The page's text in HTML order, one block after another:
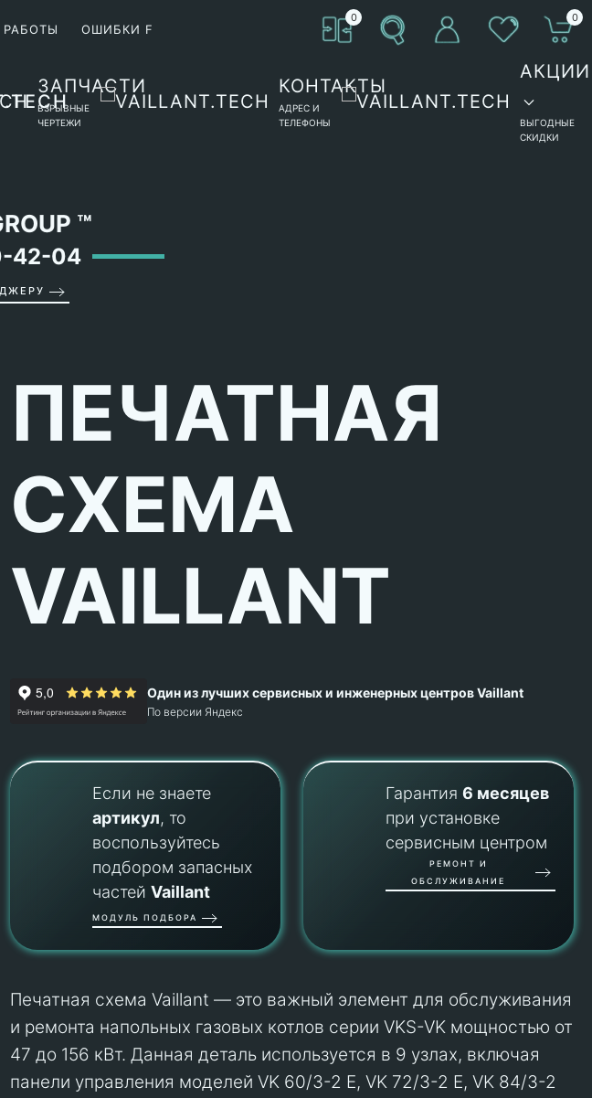
ОШИБКИ F
0 0
ЗАПЧАСТИ
ВЗРЫВНЫЕ
ЧЕРТЕЖИ
КОНТАКТЫ
АДРЕС И
ТЕЛЕФОНЫ
АКЦИИ
ВЫГОДНЫЕ
СКИДКИ
™
42-04
ПЕЧАТНАЯ
СХЕМА
VAILLANT
Один из лучших сервисных и инженерных центров Vaillant
По версии Яндекс
Если не знаете
артикул, то
воспользуйтесь
подбором запасных
частейVaillant
МОДУЛЬ ПОДБОРА
Гарантия6 месяцев
при установке
сервисным центром
РЕМОНТ И
ОБСЛУЖИВАНИЕ
Печатная схема Vaillant — это важный элемент для обслуживания
и ремонта напольных газовых котлов серии VKS-VK мощностью от
47 до 156 кВт. Данная деталь используется в 9 узлах, включая
панели управления моделей VK 60/3-2 E, VK 72/3-2 E, VK 84/3-2